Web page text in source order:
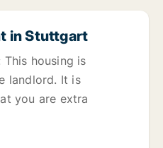
in Stuttgart
housing is
landlord. It is
you are extra